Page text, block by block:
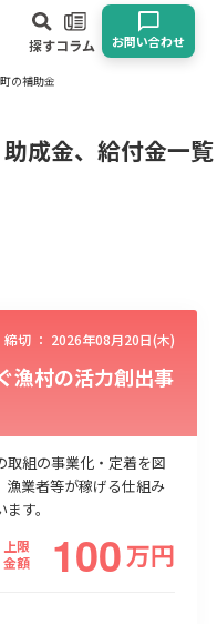
探すコラム お問い合わせ
福祉 農業･林業
漁業
海外展開 設備投資
IT導入
の補助金
成金、給付金一覧
締切 ： 2026年08月20日(木)
漁村の活力創出事
取組の事業化・定着を図
漁業者等が稼げる仕組み
す。
上限
金額
100万円